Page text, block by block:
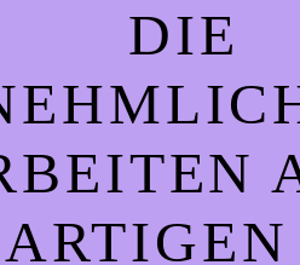
DIE